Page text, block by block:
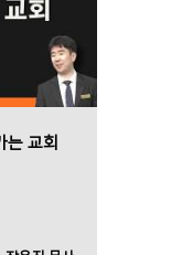
는 교회